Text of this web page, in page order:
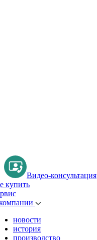
Видео-консультация
купить
новости
история
производство